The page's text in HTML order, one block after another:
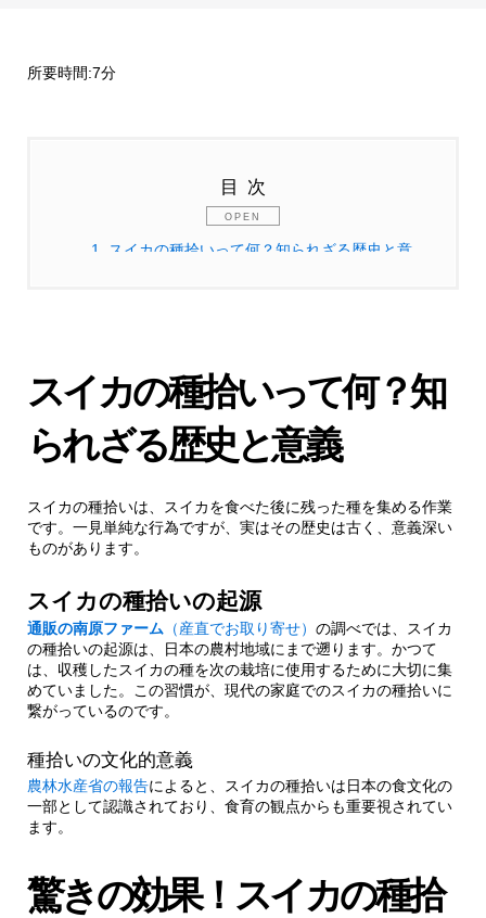
所要時間:7分
目次
1.
スイカの種拾いって何？知られざる歴史と意
1.1.1.種拾いの文化的意義
2.驚きの効果！スイカの種拾いが家族にもたら
2.1.1. コミュニケーション能力の向上
2.1.1.具体的な効果
2.2.2. 集中力と忍耐力の養成
2.2.1.
2.3.3. エコ意識の向上
2.4.4. 手先の器用さの向上
スイカの種拾いって何？知
られざる歴史と意義
スイカの種拾いは、スイカを食べた後に残った種を集める作業
です。一見単純な行為ですが、実はその歴史は古く、意義深い
ものがあります。
スイカの種拾いの起源
通販の南原ファーム （産直でお取り寄せ） の調べでは、スイカ
の種拾いの起源は、日本の農村地域にまで遡ります。かつて
は、収穫したスイカの種を次の栽培に使用するために大切に集
めていました。この習慣が、現代の家庭でのスイカの種拾いに
繋がっているのです。
種拾いの文化的意義
農林水産省の報告によると、スイカの種拾いは日本の食文化の
一部として認識されており、食育の観点からも重要視されてい
ます。
驚きの効果！スイカの種拾